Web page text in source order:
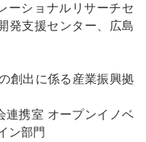
ーショナルリサーチセ
発支援センター、広島
創出に係る産業振興拠
連携室 オープンイノベ
ン部門